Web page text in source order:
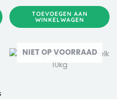
TOEVOEGEN AAN
WINKELWAGEN
NIET OP VOORRAAD